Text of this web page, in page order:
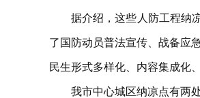
据介绍，这些人防工程纳
了国防动员普法宣传、战备应
民生形式多样化、内容集成化
我市中心城区纳凉点有两